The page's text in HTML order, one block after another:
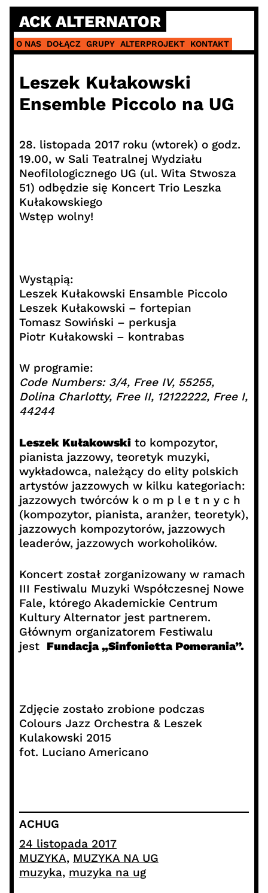
Skip
content
ACK ALTERNATOR
O NAS DOŁĄCZ GRUPY ALTERPROJEKT KONTAKT
Leszek Kułakowski
Ensemble Piccolo na UG
28. listopada 2017 roku (wtorek) o godz.
19.00, w Sali Teatralnej Wydziału
Neofilologicznego UG (ul. Wita Stwosza
51) odbędzie się Koncert Trio Leszka
Kułakowskiego
Wstęp wolny!
Wystąpią:
Leszek Kułakowski Ensamble Piccolo
Leszek Kułakowski – fortepian
Tomasz Sowiński – perkusja
Piotr Kułakowski – kontrabas
W programie:
Code Numbers: 3/4, Free IV, 55255,
Dolina Charlotty, Free II, 12122222, Free I,
44244
Leszek Kułakowskito kompozytor,
pianista jazzowy, teoretyk muzyki,
wykładowca, należący do elity polskich
artystów jazzowych w kilku kategoriach:
jazzowych twórców k o m p l e t n y c h
(kompozytor, pianista, aranżer, teoretyk),
jazzowych kompozytorów, jazzowych
leaderów, jazzowych workoholików.
Koncert został zorganizowany w ramach
III Festiwalu Muzyki Współczesnej Nowe
Fale, którego Akademickie Centrum
Kultury Alternator jest partnerem.
Głównym organizatorem Festiwalu
jest Fundacja „Sinfonietta Pomerania”.
Zdjęcie zostało zrobione podczas
Colours Jazz Orchestra & Leszek
Kulakowski 2015
fot. Luciano Americano
ACHUG
24 listopada 2017
MUZYKA, MUZYKA NA UG
muzyka, muzyka na ug